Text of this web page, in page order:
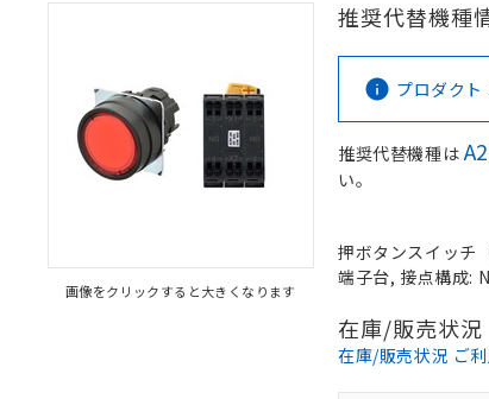
画像をクリックすると大きくなります
推奨代替機種
プロダク
推奨代替機種は
い。
押ボタンスイッチ
端子台, 接点構成:
在庫/販売状況
在庫/販売状況 ご